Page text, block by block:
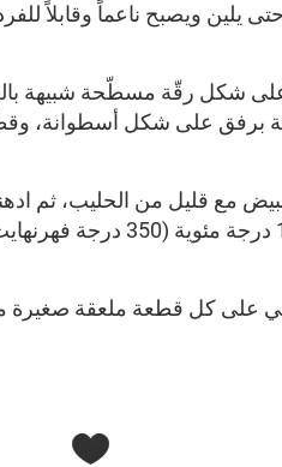
يلين ويصبح ناعماً وقابلاً
على شكل رقّة مسطّحة شبيهة
برفق على شكل أسطوانة،
مع قليل من الحليب، ثم
ضعي على كل قطعة ملعقة صغيرة